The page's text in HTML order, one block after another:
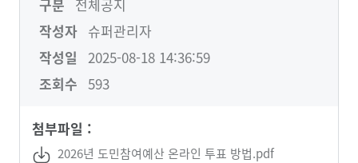
구분 전체공지
작성자 슈퍼관리자
작성일 2025-08-18 14:36:59
조회수 593
첨부파일 :
2026년 도민참여예산 온라인 투표 방법.pdf